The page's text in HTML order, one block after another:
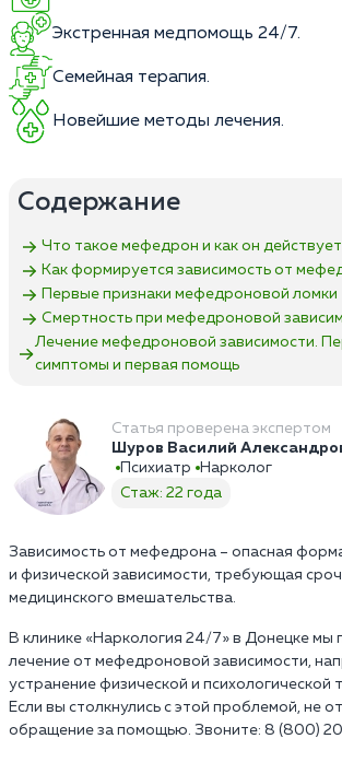
Экстренная медпомощь 24/7.
Семейная терапия.
Новейшие методы лечения.
Содержание
Что такое мефедрон и как он
Как формируется зависимость от
Первые признаки мефедроновой ломки
Смертность при мефедроновой
Лечение мефедроновой зависимости.
симптомы и первая помощь
Статья проверена экспертом
Шуров Василий
Психиатр
Нарколог
Стаж: 22 года
Зависимость от мефедрона – опасная
и физической зависимости, требующая
медицинского вмешательства.
В клинике «Наркология 24/7» в Донецке мы
лечение от мефедроновой зависимости,
устранение физической и психологической
Если вы столкнулись с этой проблемой, не
обращение за помощью. Звоните: 8 (800)